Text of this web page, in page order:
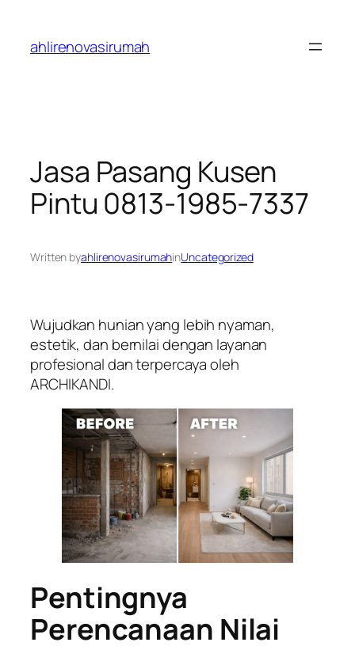
content
ahlirenovasirumah
Jasa Pasang Kusen
Pintu 0813-1985-7337
Written byahlirenovasirumahinUncategorized
Wujudkan hunian yang lebih nyaman,
estetik, dan bernilai dengan layanan
profesional dan terpercaya oleh
ARCHIKANDI.
Pentingnya
Perencanaan Nilai